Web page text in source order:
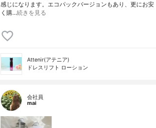
感じになります。エコパックバージョンもあり、更にお安
く購…続きを見る
Attenir(アテニア)
ドレスリフト ローション
会社員
mai